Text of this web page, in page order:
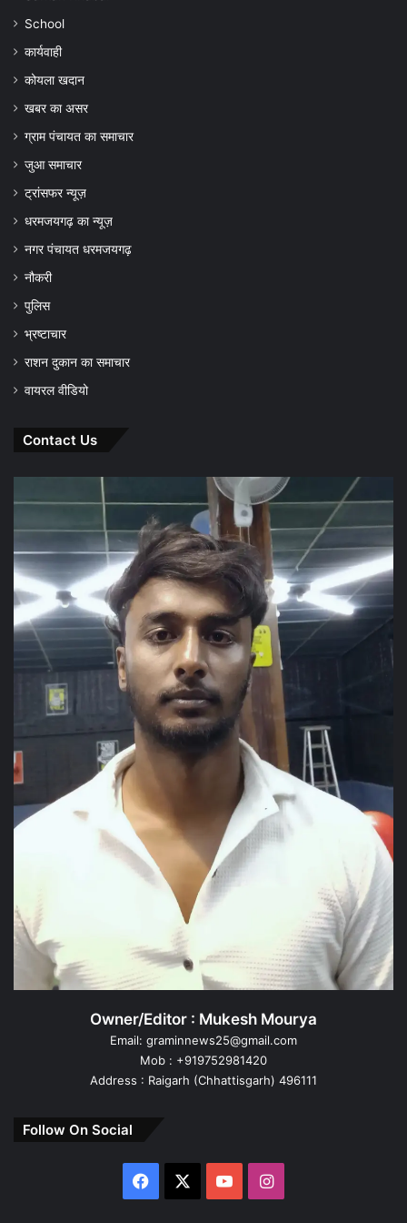
School
कार्यवाही
कोयला खदान
खबर का असर
ग्राम पंचायत का समाचार
जुआ समाचार
ट्रांसफर न्यूज़
धरमजयगढ़ का न्यूज़
नगर पंचायत धरमजयगढ़
नौकरी
पुलिस
भ्रष्टाचार
राशन दुकान का समाचार
वायरल वीडियो
Contact Us
Owner/Editor : Mukesh Mourya
Email: graminnews25@gmail.com
Mob : +919752981420
Address : Raigarh (Chhattisgarh) 496111
Follow On Social
Facebook YouTubeInstagram